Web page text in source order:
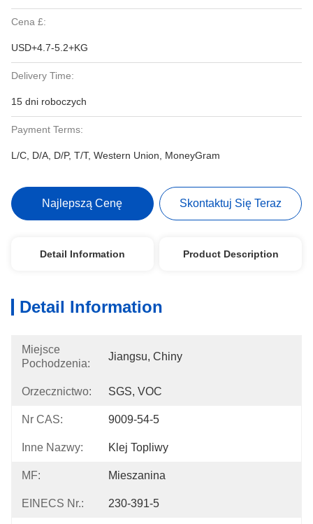
Cena £:
USD+4.7-5.2+KG
Delivery Time:
15 dni roboczych
Payment Terms:
L/C, D/A, D/P, T/T, Western Union, MoneyGram
Najlepszą Cenę Skontaktuj Się Teraz
Detail Information Product Description
Detail Information
Miejsce
Pochodzenia:
Jiangsu, Chiny
Orzecznictwo: SGS, VOC
Nr CAS: 9009-54-5
Inne Nazwy: Klej Topliwy
MF: Mieszanina
EINECS Nr.: 230-391-5